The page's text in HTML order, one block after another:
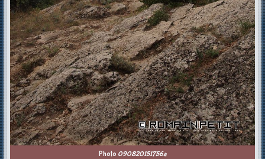
Photo 090820151756a